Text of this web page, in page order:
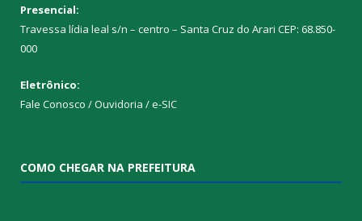
Presencial:
Travessa lídia leal s/n – centro – Santa Cruz do Arari CEP: 68.850-
000
Eletrônico:
Fale Conosco / Ouvidoria / e-SIC
COMO CHEGAR NA PREFEITURA